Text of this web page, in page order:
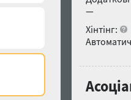
—
Хінтінг: